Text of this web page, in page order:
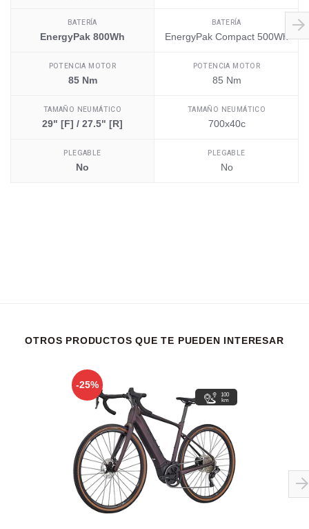
BATERÍA
EnergyPak 800Wh
POTENCIA MOTOR
85 Nm
TAMAÑO NEUMÁTICO
29" [F] / 27.5" [R]
PLEGABLE
No
BATERÍA
EnergyPak Compact 500Wh
POTENCIA MOTOR
85 Nm
TAMAÑO NEUMÁTICO
700x40c
PLEGABLE
No
OTROS PRODUCTOS QUE TE PUEDEN INTERESAR
-25%
100
km